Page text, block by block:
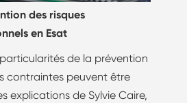
des risques
en Esat
de la prévention
contraintes peuvent être
explications de Sylvie Caire,